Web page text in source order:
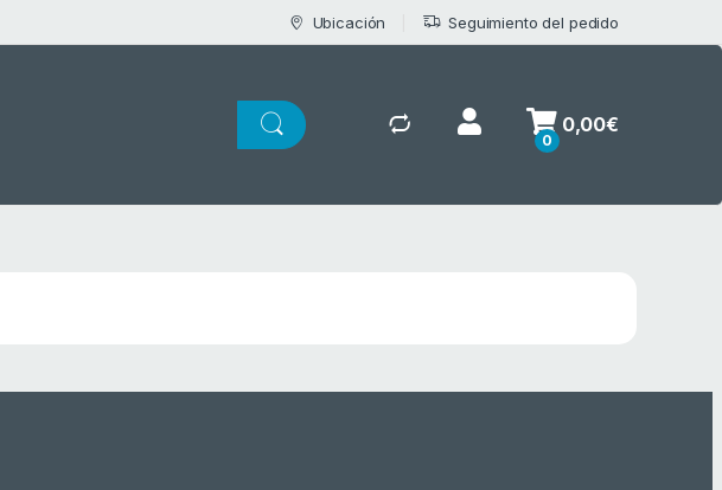
Ubicación Seguimiento del pedido
0
0,00€